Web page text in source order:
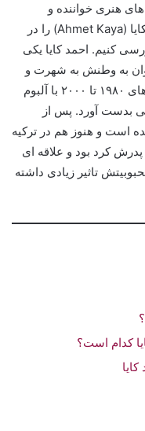
هنری خواننده و
آهنگساز بسیار مشهور و پرطرفدار احمد کایا (Ahmet Kaya) را در
کنیم. احمد کایا یکی
به وطنش به شهرت و
محبوبیتش افزوده است و وی طی سال های ۱۹۸۰ تا ۲۰۰۰ با آلبوم
بدست آورد. پس از
است و هنوز هم در ترکیه
کرد بود و علاقه ای
تاثیر زیادی داشته
کدام است؟